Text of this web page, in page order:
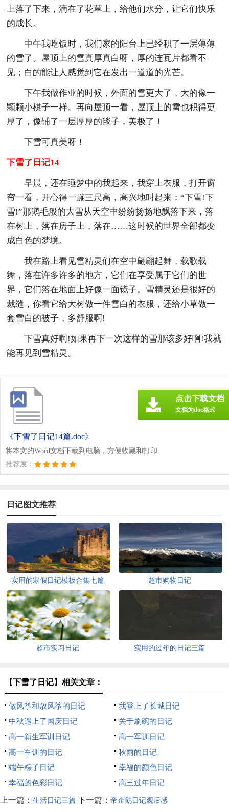
上落了下来，滴在了花草上，给他们水分，让它们快乐
的成长。
中午我吃饭时，我们家的阳台上已经积了一层薄薄
的雪了。屋顶上的雪真厚真白呀，厚的连瓦片都看不
见；白的能让人感觉到它在发出一道道的光芒。
下午我做作业的时候，外面的雪更大了，大的像一
颗颗小棋子一样。再向屋顶一看，屋顶上的雪也积得更
厚了，像铺了一层厚厚的毯子，美极了！
下雪可真美呀！
下雪了日记14
早晨，还在睡梦中的我起来，我穿上衣服，打开窗
帘一看，开心得一蹦三尺高，高兴地叫起来：“下雪!下
雪!”那鹅毛般的大雪从天空中纷纷扬扬地飘落下来，落
在树上，落在房子上，落在……这时候的世界全部都变
成白色的梦境。
我在路上看见雪精灵们在空中翩翩起舞，载歌载
舞，落在许多许多的地方，它们在享受属于它们的世
界，它们落在地面上好像一面镜子。雪精灵还是很好的
裁缝，你看它给大树做一件雪白的衣服，还给小草做一
套雪白的被子，多舒服啊!
下雪真好啊!如果再下一次这样的雪那该多好啊!我就
能再见到雪精灵。
《下雪了日记14篇.doc》
将本文的Word文档下载到电脑，方便收藏和打印
推荐度：
点击下载文档
文档为doc格式
日记图文推荐
实用的寒假日记模板合集七篇 超市购物日记
超市实习日记 实用的过年的日记三篇
【下雪了日记】相关文章：
做风筝和放风筝的日记
我登上了长城日记
中秋遇上了国庆日记
关于刷碗的日记
高一新生军训日记
高一军训日记
高一军训的日记
秋雨的日记
端午粽子日记
幸福的颜色日记
幸福的色彩日记
高三过年日记
上一篇： 生活日记三篇 下一篇： 帝企鹅日记观后感